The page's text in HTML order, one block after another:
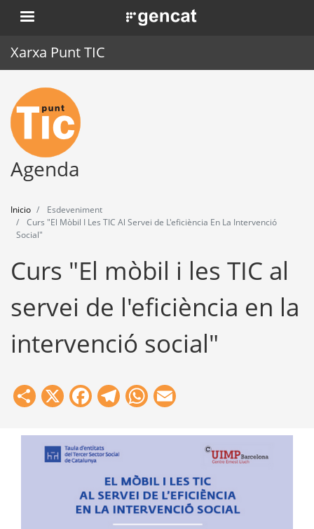
Pasar
al
. Obre en una nova finestra.
Xarxa Punt TIC
Inicio
Punt TIC
Actualidad
Formación
Agenda
Inicio
Esdeveniment
Curs "El Mòbil I Les TIC Al Servei de L'eficiència En La Intervenció
Social"
Curs "El mòbil i les TIC al
servei de l'eficiència en la
intervenció social"
Share
X Facebook
Telegram
WhatsApp